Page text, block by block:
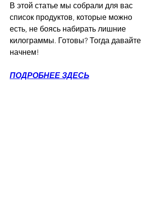
В этой статье мы собрали для вас
список продуктов, которые можно
есть, не боясь набирать лишние
килограммы. Готовы? Тогда давайте
начнем!
ПОДРОБНЕЕ ЗДЕСЬ